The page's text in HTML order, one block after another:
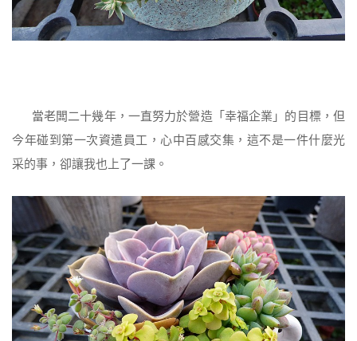
當老闆二十幾年，一直努力於營造「幸福企業」的目標，但
今年碰到第一次資遣員工，心中百感交集，這不是一件什麼光
采的事，卻讓我也上了一課。